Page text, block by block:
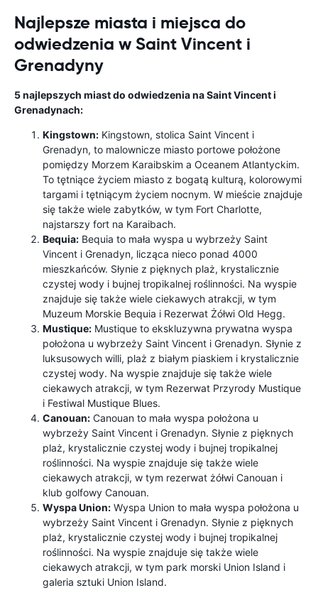
Najlepsze miasta i miejsca do
odwiedzenia w Saint Vincent i
Grenadyny
5 najlepszych miast do odwiedzenia na Saint Vincent i
Grenadynach:
Kingstown: Kingstown, stolica Saint Vincent i
Grenadyn, to malownicze miasto portowe położone
pomiędzy Morzem Karaibskim a Oceanem Atlantyckim.
To tętniące życiem miasto z bogatą kulturą, kolorowymi
targami i tętniącym życiem nocnym. W mieście znajduje
się także wiele zabytków, w tym Fort Charlotte,
najstarszy fort na Karaibach.
Bequia: Bequia to mała wyspa u wybrzeży Saint
Vincent i Grenadyn, licząca nieco ponad 4000
mieszkańców. Słynie z pięknych plaż, krystalicznie
czystej wody i bujnej tropikalnej roślinności. Na wyspie
znajduje się także wiele ciekawych atrakcji, w tym
Muzeum Morskie Bequia i Rezerwat Żółwi Old Hegg.
Mustique: Mustique to ekskluzywna prywatna wyspa
położona u wybrzeży Saint Vincent i Grenadyn. Słynie z
luksusowych willi, plaż z białym piaskiem i krystalicznie
czystej wody. Na wyspie znajduje się także wiele
ciekawych atrakcji, w tym Rezerwat Przyrody Mustique
i Festiwal Mustique Blues.
Canouan: Canouan to mała wyspa położona u
wybrzeży Saint Vincent i Grenadyn. Słynie z pięknych
plaż, krystalicznie czystej wody i bujnej tropikalnej
roślinności. Na wyspie znajduje się także wiele
ciekawych atrakcji, w tym rezerwat żółwi Canouan i
klub golfowy Canouan.
Wyspa Union: Wyspa Union to mała wyspa położona u
wybrzeży Saint Vincent i Grenadyn. Słynie z pięknych
plaż, krystalicznie czystej wody i bujnej tropikalnej
roślinności. Na wyspie znajduje się także wiele
ciekawych atrakcji, w tym park morski Union Island i
galeria sztuki Union Island.